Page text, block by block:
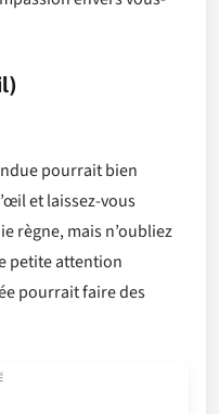
pourrait bien
et laissez-vous
règne, mais n’oubliez
petite attention
pourrait faire des